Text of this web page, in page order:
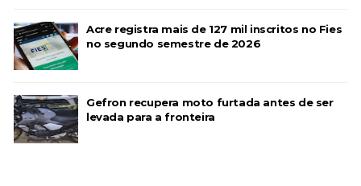
Acre registra mais de 127 mil inscritos no Fies
no segundo semestre de 2026
Gefron recupera moto furtada antes de ser
levada para a fronteira